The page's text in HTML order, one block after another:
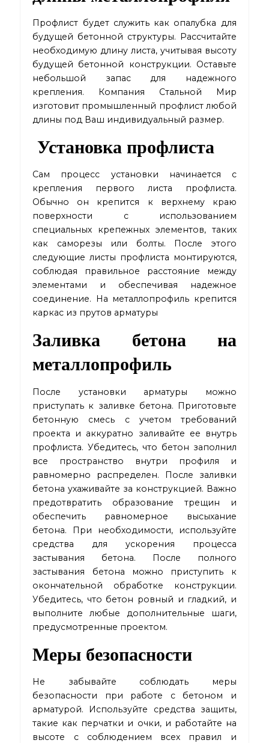
Профлист будет служить как опалубка для
будущей бетонной структуры. Рассчитайте
необходимую длину листа, учитывая высоту
будущей бетонной конструкции. Оставьте
небольшой запас для надежного
крепления. Компания Стальной Мир
изготовит промышленный профлист любой
длины под Ваш индивидуальный размер.
Установка профлиста
Сам процесс установки начинается с
крепления первого листа профлиста.
Обычно он крепится к верхнему краю
поверхности с использованием
специальных крепежных элементов, таких
как саморезы или болты. После этого
следующие листы профлиста монтируются,
соблюдая правильное расстояние между
элементами и обеспечивая надежное
соединение. На металлопрофиль крепится
каркас из прутов арматуры
Заливка бетона на
металлопрофиль
После установки арматуры можно
приступать к заливке бетона. Приготовьте
бетонную смесь с учетом требований
проекта и аккуратно заливайте ее внутрь
профлиста. Убедитесь, что бетон заполнил
все пространство внутри профиля и
равномерно распределен. После заливки
бетона ухаживайте за конструкцией. Важно
предотвратить образование трещин и
обеспечить равномерное высыхание
бетона. При необходимости, используйте
средства для ускорения процесса
застывания бетона. После полного
застывания бетона можно приступить к
окончательной обработке конструкции.
Убедитесь, что бетон ровный и гладкий, и
выполните любые дополнительные шаги,
предусмотренные проектом.
Меры безопасности
Не забывайте соблюдать меры
безопасности при работе с бетоном и
арматурой. Используйте средства защиты,
такие как перчатки и очки, и работайте на
высоте с соблюдением всех правил и